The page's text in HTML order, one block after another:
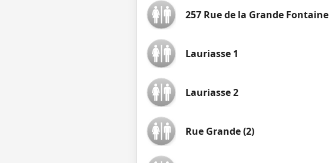
257 Rue de la Grande Fontaine
Lauriasse 1
Lauriasse 2
Rue Grande (2)